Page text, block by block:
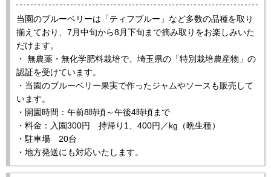
当園のブルーベリーは「ティフブルー」など多数の品種を取り
揃えており、7月中旬から8月下旬まで摘み取りをお楽しみいた
だけます。
・ 無農薬・無化学肥料栽培で、埼玉県の「特別栽培農産物」の
認証を受けています。
・当園のブルーベリー果実で作ったジャムやソースも販売して
います。
・開園時間：午前8時頃～午後4時頃まで
・料金：入園300円 持帰り1、400円／kg（晩生種）
・駐車場 20台
・地方発送にも対応いたします。